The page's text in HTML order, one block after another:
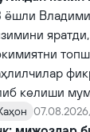
ёшли
келиши